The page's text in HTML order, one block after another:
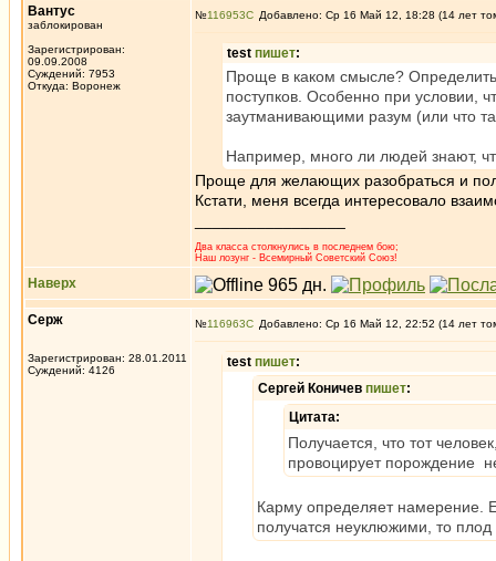
Вантус
заблокирован
Зарегистрирован:
09.09.2008
Суждений: 7953
Откуда: Воронеж
№116953 Добавлено: Ср 16 Май 12, 18:28 (14 лет
test пишет:
Проще в каком смысле?
поступков. Особенно при условии,
заутманивающими разум (или что
Например, много ли людей знают,
Проще для желающих разобраться и
Кстати, меня всегда интересовало
Два класса столкнулись в последнем бою;
Наш лозунг - Всемирный Советский Союз!
Наверх
Серж
Зарегистрирован: 28.01.2011
Суждений: 4126
№116963 Добавлено: Ср 16 Май 12, 22:52 (14 лет
test пишет:
Сергей Коничев пишет:
Цитата:
Получается, что тот
провоцирует порождение
Карму определяет намерение.
получатся неуклюжими, то